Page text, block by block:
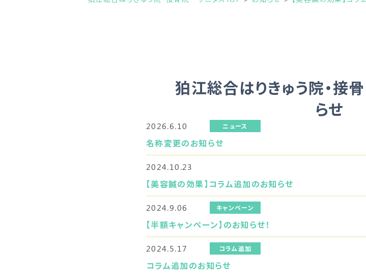
狛江総合はりきゅう院・
らせ
2026.6.10 ニュース
名称変更のお知らせ
2024.10.23
【美容鍼の効果】コラム追加のお知らせ
2024.9.06 キャンペーン
【半額キャンペーン】のお知らせ！
2024.5.17 コラム追加
コラム追加のお知らせ